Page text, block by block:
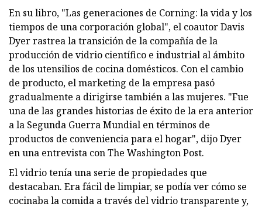
En su libro, "Las generaciones de Corning: la vida y los
tiempos de una corporación global", el coautor Davis
Dyer rastrea la transición de la compañía de la
producción de vidrio científico e industrial al ámbito
de los utensilios de cocina domésticos. Con el cambio
de producto, el marketing de la empresa pasó
gradualmente a dirigirse también a las mujeres. "Fue
una de las grandes historias de éxito de la era anterior
a la Segunda Guerra Mundial en términos de
productos de conveniencia para el hogar", dijo Dyer
en una entrevista con The Washington Post.
El vidrio tenía una serie de propiedades que
destacaban. Era fácil de limpiar, se podía ver cómo se
cocinaba la comida a través del vidrio transparente y,